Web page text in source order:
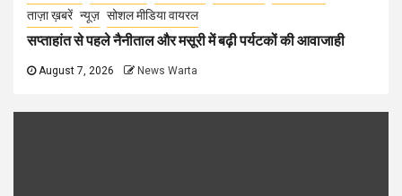
ताज़ा ख़बरें न्यूज़ सोशल मीडिया वायरल
सप्ताहांत से पहले नैनीताल और मसूरी में बढ़ी पर्यटकों की आवाजाही
August 7, 2026 News Warta